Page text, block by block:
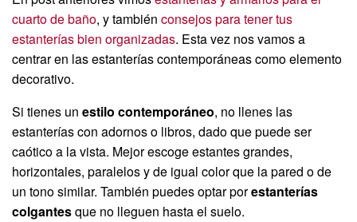
cuarto de baño, y también consejos para tener tus
estanterías bien organizadas. Esta vez nos vamos a
centrar en las estanterías contemporáneas como elemento
decorativo.
Si tienes un estilo contemporáneo, no llenes las
estanterías con adornos o libros, dado que puede ser
caótico a la vista. Mejor escoge estantes grandes,
horizontales, paralelos y de igual color que la pared o de
un tono similar. También puedes optar porestanterías
colgantesque no lleguen hasta el suelo.